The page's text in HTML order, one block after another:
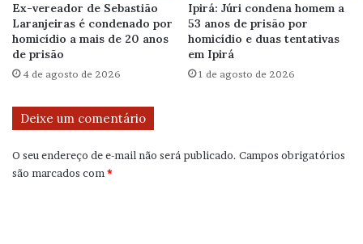
Ex-vereador de Sebastião
Laranjeiras é condenado por
homicídio a mais de 20 anos
de prisão
4 de agosto de 2026
Ipirá: Júri condena homem a
53 anos de prisão por
homicídio e duas tentativas
em Ipirá
1 de agosto de 2026
Deixe um comentário
O seu endereço de e-mail não será publicado. Campos obrigatórios
são marcados com*